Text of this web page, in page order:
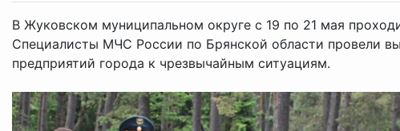
В Жуковском муниципальном округе с 19 по 21 мая
Специалисты МЧС России по Брянской области провели
предприятий города к чрезвычайным ситуациям.